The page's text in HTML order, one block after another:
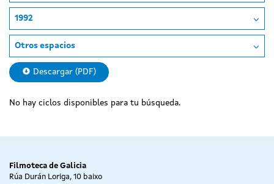
1992
Otros espacios
Descargar (PDF)
No hay ciclos disponibles para tu búsqueda.
Filmoteca de Galicia
Rúa Durán Loriga, 10 baixo